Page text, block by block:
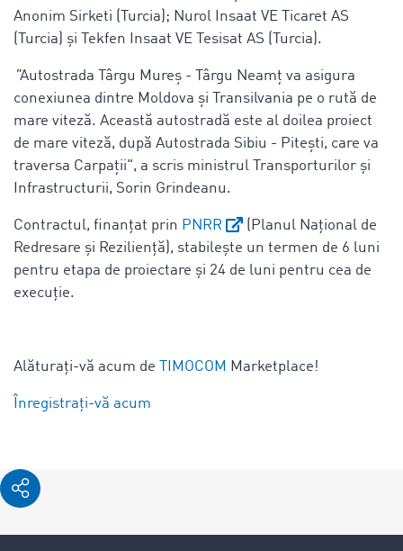
Anonim Sirketi (Turcia); Nurol Insaat VE Ticaret AS
(Turcia) și Tekfen Insaat VE Tesisat AS (Turcia).
"Autostrada Târgu Mureş - Târgu Neamţ va asigura
conexiunea dintre Moldova şi Transilvania pe o rută de
mare viteză. Această autostradă este al doilea proiect
de mare viteză, după Autostrada Sibiu - Piteşti, care va
traversa Carpaţii", a scris ministrul Transporturilor și
Infrastructurii, Sorin Grindeanu.
Contractul, finanțat prin PNRR
(Planul Național de
Redresare și Reziliență), stabilește un termen de 6 luni
pentru etapa de proiectare și 24 de luni pentru cea de
execuție.
Alăturați-vă acum de TIMOCOM Marketplace!
Înregistrați-vă acum